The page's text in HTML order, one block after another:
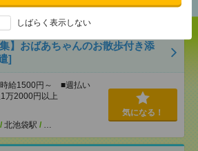
しばらく表示しない
】おばあちゃんのお散歩付き添
]
時給1500円～ ■週払い
2000円以上
/ 北池袋駅 /
気になる！